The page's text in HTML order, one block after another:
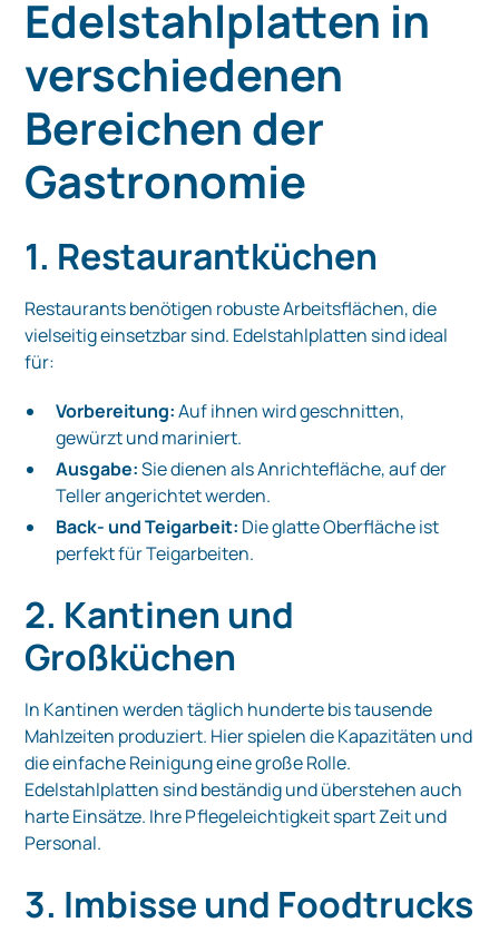
Edelstahlplatten in
verschiedenen
Bereichen der
Gastronomie
1. Restaurantküchen
Restaurants benötigen robuste Arbeitsflächen, die
vielseitig einsetzbar sind. Edelstahlplatten sind ideal
für:
Vorbereitung:Auf ihnen wird geschnitten,
gewürzt und mariniert.
Ausgabe:Sie dienen als Anrichtefläche, auf der
Teller angerichtet werden.
Back- und Teigarbeit: Die glatte Oberfläche ist
perfekt für Teigarbeiten.
2. Kantinen und
Großküchen
In Kantinen werden täglich hunderte bis tausende
Mahlzeiten produziert. Hier spielen die Kapazitäten und
die einfache Reinigung eine große Rolle.
Edelstahlplatten sind beständig und überstehen auch
harte Einsätze. Ihre Pflegeleichtigkeit spart Zeit und
Personal.
3. Imbisse und Foodtrucks